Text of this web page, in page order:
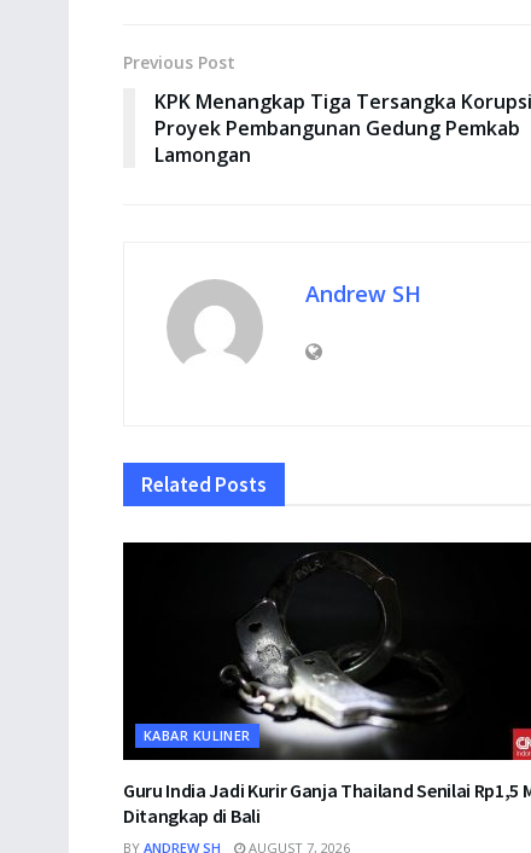
Previous Post
KPK Menangkap Tiga Tersangka Korupsi
Proyek Pembangunan Gedung Pemkab
Lamongan
Andrew SH
Related Posts
KABAR KULINER
Guru India Jadi Kurir Ganja Thailand Senilai Rp1,5
Ditangkap di Bali
BY ANDREW SH AUGUST 7, 2026